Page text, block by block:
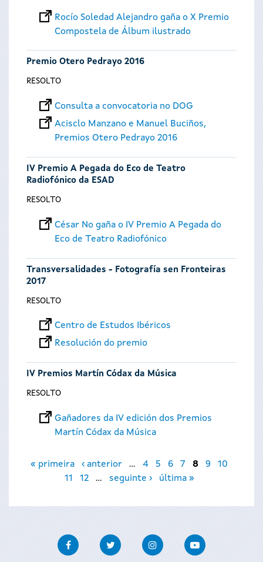
Rocío Soledad Alejandro gaña o X Premio
Compostela de Álbum ilustrado
Premio Otero Pedrayo 2016
RESOLTO
Consulta a convocatoria no DOG
Acisclo Manzano e Manuel Buciños,
Premios Otero Pedrayo 2016
IV Premio A Pegada do Eco de Teatro
Radiofónico da ESAD
RESOLTO
César No gaña o IV Premio A Pegada do
Eco de Teatro Radiofónico
Transversalidades - Fotografía sen Fronteiras
2017
RESOLTO
Centro de Estudos Ibéricos
Resolución do premio
IV Premios Martín Códax da Música
RESOLTO
Gañadores da IV edición dos Premios
Martín Códax da Música
Páxinas
« primeira ‹ anterior … 4 5 6 7 8 9
10
11
12 … seguinte › última »
FacebookTwitter InstagramYoutube